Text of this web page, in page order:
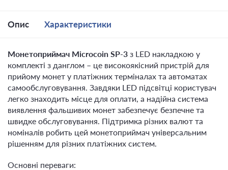
Опис Характеристики
Монетоприймач Microcoin SP-3 з LED накладкою у
комплекті з данглом – це високоякісний пристрій для
прийому монет у платіжних терміналах та автоматах
самообслуговування. Завдяки LED підсвітці користувач
легко знаходить місце для оплати, а надійна система
виявлення фальшивих монет забезпечує безпечне та
швидке обслуговування. Підтримка різних валют та
номіналів робить цей монетоприймач універсальним
рішенням для різних платіжних систем.
Основні переваги: